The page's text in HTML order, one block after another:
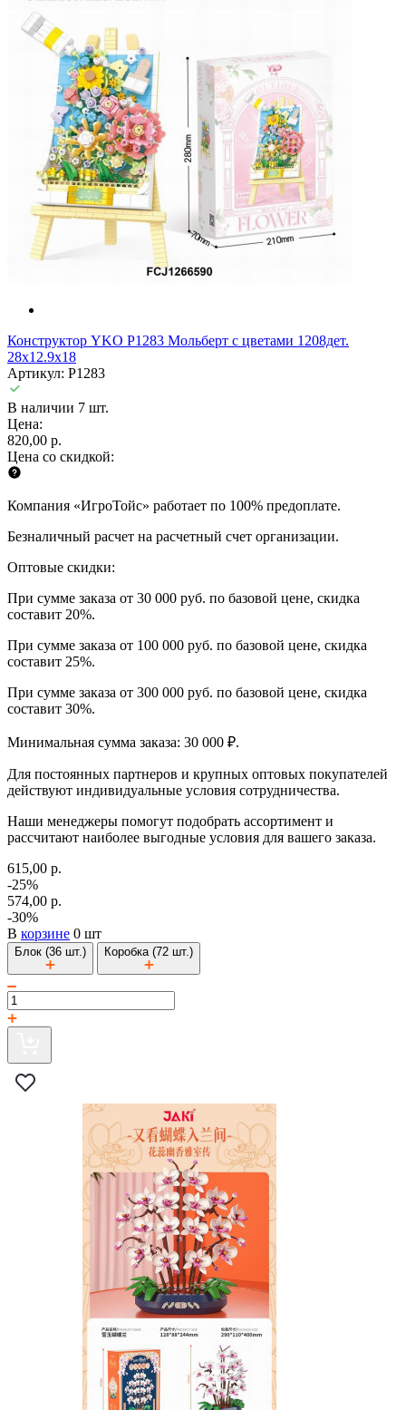
Конструктор YKO P1283 Мольберт с цветами 1208дет.
28x12.9x18
Артикул: P1283
В наличии 7 шт.
Цена:
820,00 р.
Цена со скидкой:
Компания «ИгроТойс» работает по 100% предоплате.
Безналичный расчет на расчетный счет организации.
Оптовые скидки:
При сумме заказа от 30 000 руб. по базовой цене, скидка
составит 20%.
При сумме заказа от 100 000 руб. по базовой цене, скидка
составит 25%.
При сумме заказа от 300 000 руб. по базовой цене, скидка
составит 30%.
Минимальная сумма заказа: 30 000 ₽.
Для постоянных партнеров и крупных оптовых покупателей
действуют индивидуальные условия сотрудничества.
Наши менеджеры помогут подобрать ассортимент и
рассчитают наиболее выгодные условия для вашего заказа.
615,00 р.
-25%
574,00 р.
-30%
В корзине 0 шт
Блок (36 шт.) Коробка (72 шт.)